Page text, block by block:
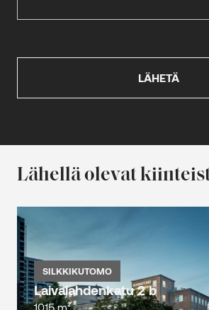
Lähellä olevat
SILKKIKUTOMO
Laivalahdenkatu 2 b
1015 m²